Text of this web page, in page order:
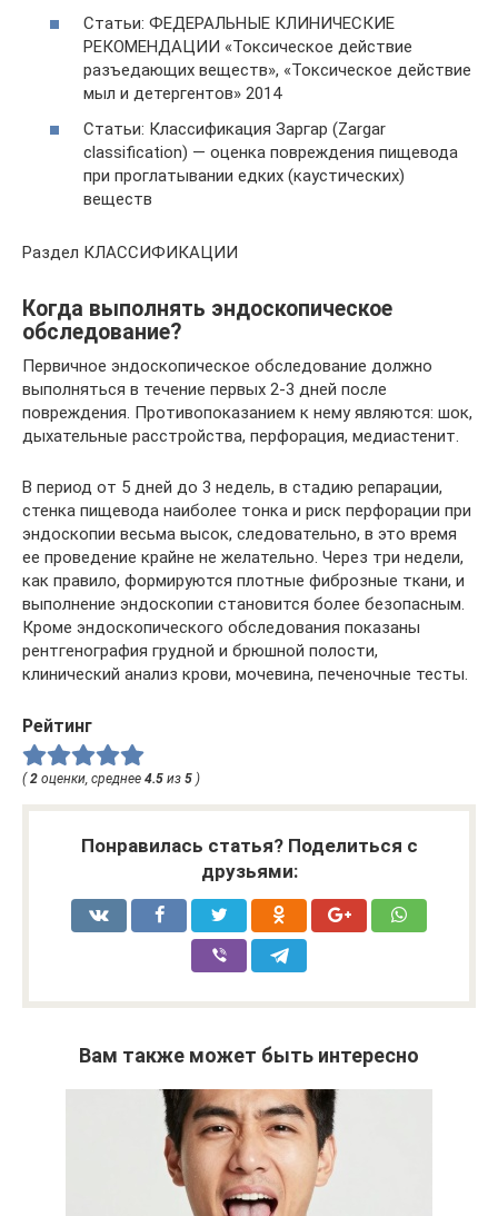
Статьи: ФЕДЕРАЛЬНЫЕ КЛИНИЧЕСКИЕ
РЕКОМЕНДАЦИИ «Токсическое действие
разъедающих веществ», «Токсическое действие
мыл и детергентов» 2014
Статьи: Классификация Заргар (Zargar
classification) — оценка повреждения пищевода
при проглатывании едких (каустических)
веществ
Раздел КЛАССИФИКАЦИИ
Когда выполнять эндоскопическое
обследование?
Первичное эндоскопическое обследование должно
выполняться в течение первых 2-3 дней после
повреждения. Противопоказанием к нему являются: шок,
дыхательные расстройства, перфорация, медиастенит.
В период от 5 дней до 3 недель, в стадию репарации,
стенка пищевода наиболее тонка и риск перфорации при
эндоскопии весьма высок, следовательно, в это время
ее проведение крайне не желательно. Через три недели,
как правило, формируются плотные фиброзные ткани, и
выполнение эндоскопии становится более безопасным.
Кроме эндоскопического обследования показаны
рентгенография грудной и брюшной полости,
клинический анализ крови, мочевина, печеночные тесты.
Рейтинг
(2 оценки, среднее 4.5 из 5 )
Понравилась статья? Поделиться с
друзьями:
Вам также может быть интересно